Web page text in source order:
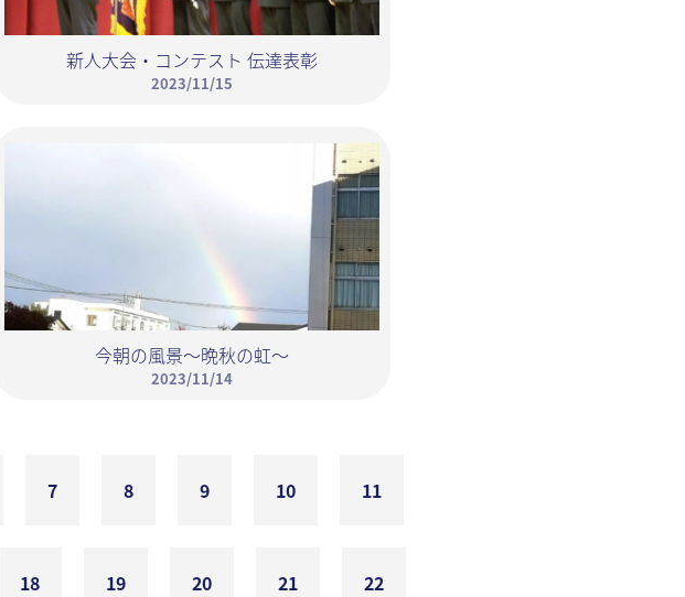
新人大会・コンテスト 伝達表彰
2023/11/15
今朝の風景～晩秋の虹～
2023/11/14
7 8 9 10 11
18 19 20 21 22